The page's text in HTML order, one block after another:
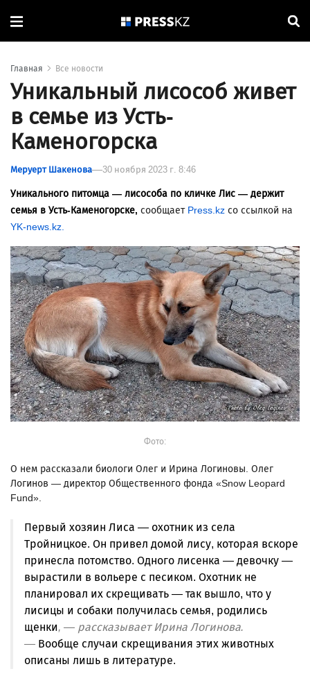
Главная Все новости
Уникальный лисособ живет
в семье из Усть-
Каменогорска
Меруерт Шакенова 30 ноября 2023 г. 8:46
Уникального питомца — лисособа по кличке Лис — держит
семья в Усть-Каменогорске, сообщает Press.kz со ссылкой на
YK-news.kz.
Фото:
О нем рассказали биологи Олег и Ирина Логиновы. Олег
Логинов — директор Общественного фонда «Snow Leopard
Fund».
Первый хозяин Лиса — охотник из села
Тройницкое. Он привел домой лису, которая вскоре
принесла потомство. Одного лисенка — девочку —
вырастили в вольере с песиком. Охотник не
планировал их скрещивать — так вышло, что у
лисицы и собаки получилась семья, родились
щенки, — рассказывает Ирина Логинова.
— Вообще случаи скрещивания этих животных
описаны лишь в литературе.